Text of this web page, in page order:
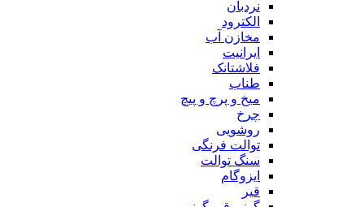
نردبان
الکترود
مخازن آب
ایرانیت
فلاشتانک
طناب
میخ و پرچ و پیچ
چرخ
روشویی
توالت فرنگی
سنگ توالت
ایزوگام
قیر